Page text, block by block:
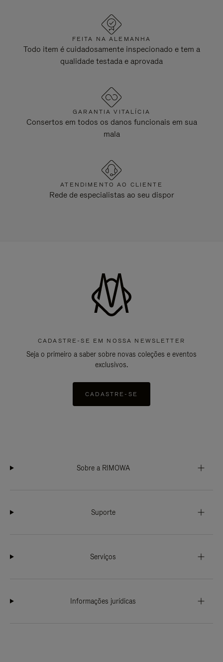
FEITA NA ALEMANHA
Todo item é cuidadosamente inspecionado e tem a
qualidade testada e aprovada
GARANTIA VITALÍCIA
Consertos em todos os danos funcionais em sua
mala
ATENDIMENTO AO CLIENTE
Rede de especialistas ao seu dispor
CADASTRE-SE EM NOSSA NEWSLETTER
Seja o primeiro a saber sobre novas coleções e eventos
exclusivos.
CADASTRE-SE
Sobre a RIMOWA
Suporte
Serviços
Informações jurídicas